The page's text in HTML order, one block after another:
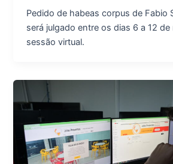
Pedido de habeas corpus de Fabio
será julgado entre os dias 6 a 12 de
sessão virtual.